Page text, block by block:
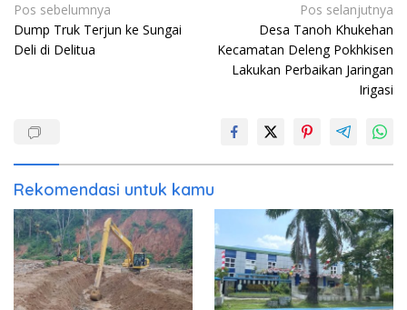
Navigasi
pos
Pos sebelumnya
Dump Truk Terjun ke Sungai
Deli di Delitua
Pos selanjutnya
Desa Tanoh Khukehan
Kecamatan Deleng Pokhkisen
Lakukan Perbaikan Jaringan
Irigasi
Rekomendasi untuk kamu